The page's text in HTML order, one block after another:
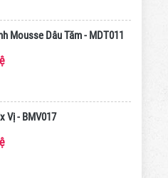
Mousse Dâu Tăm - MDT011
Vị - BMV017